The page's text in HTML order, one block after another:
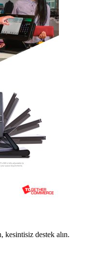
kesintisiz destek alın.